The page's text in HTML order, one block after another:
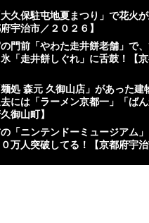
久保駐屯地夏まつり」で花火
宇治市／２０２６】
門前「やわた走井餅老舗」で
「走井餅しぐれ」に舌鼓！【
処 森元 久御山店」があった建
には「ラーメン京都一」「ば
御山町】
「ニンテンドーミュージアム
万人突破してる！【京都府宇治